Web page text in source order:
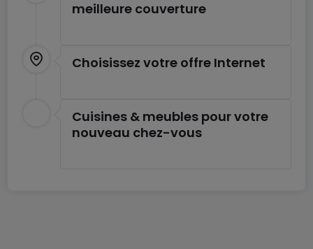
meilleure couverture
Choisissez votre offre Internet
Cuisines & meubles pour votre
nouveau chez-vous